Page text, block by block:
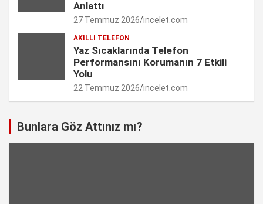
Anlattı
27 Temmuz 2026 incelet.com
AKILLI TELEFON
Yaz Sıcaklarında Telefon
Performansını Korumanın 7 Etkili
Yolu
22 Temmuz 2026 incelet.com
Bunlara Göz Attınız mı?